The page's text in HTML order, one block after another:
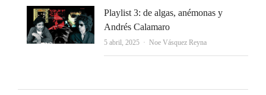
Playlist 3: de algas, anémonas y
Andrés Calamaro
5 abril, 2025 Autor
Noe Vásquez Reyna